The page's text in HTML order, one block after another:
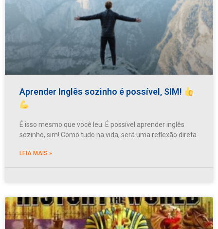
Aprender Inglês sozinho é possível, SIM!
É isso mesmo que você leu. É possível aprender inglês
sozinho, sim! Como tudo na vida, será uma reflexão direta
LEIA MAIS »